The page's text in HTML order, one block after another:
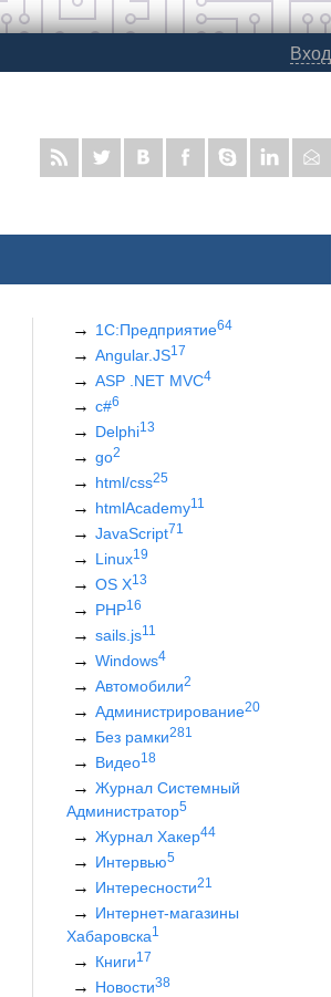
Вход
1С:Предприятие64
Angular.JS17
ASP .NET MVC4
c#6
Delphi13
go2
html/css25
htmlAcademy11
JavaScript71
Linux19
OS X13
PHP16
sails.js11
Windows4
Автомобили2
Администрирование20
Без рамки281
Видео18
Журнал Системный
Администратор5
Журнал Хакер44
Интервью5
Интересности21
Интернет-магазины
Хабаровска1
Книги17
Новости38